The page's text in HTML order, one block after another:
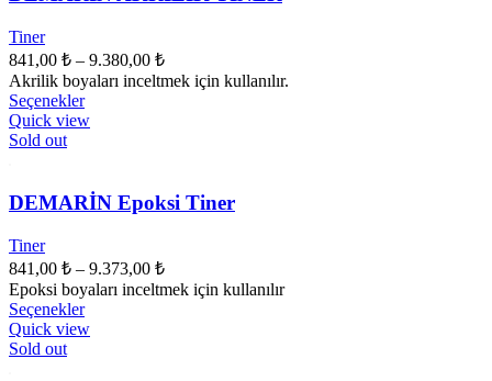
Tiner
841,00 ₺ – 9.380,00 ₺Fiyat
aralığı:
Akrilik boyaları inceltmek için kullanılır.
SeçeneklerBu
ürünün
var.
Seçenekler
sayfasından
seçilebilir
Quick view
Sold out
DEMARİN Epoksi Tiner
Tiner
841,00 ₺ – 9.373,00 ₺Fiyat
aralığı:
Epoksi boyaları inceltmek için kullanılır
SeçeneklerBu
ürünün
Quick view
Sold out